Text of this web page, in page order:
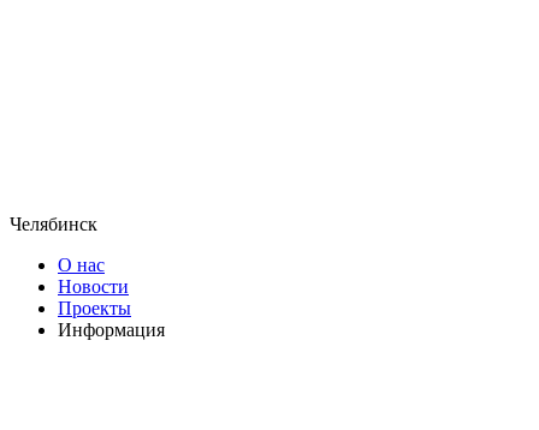
Челябинск
О нас
Новости
Проекты
Информация